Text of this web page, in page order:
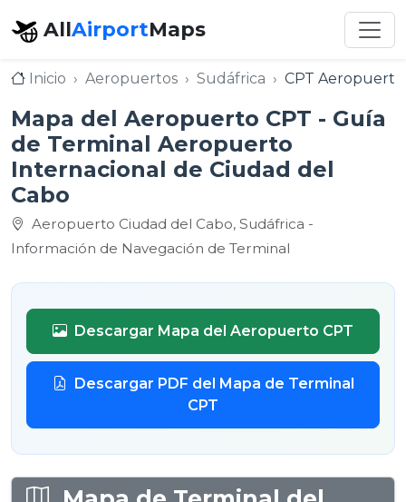
AllAirportMaps
Inicio Aeropuertos Sudáfrica CPT
Mapa del Aeropuerto CPT - Guía
de Terminal Aeropuerto
Internacional de Ciudad del
Cabo
Aeropuerto Ciudad del Cabo, Sudáfrica -
Información de Navegación de Terminal
Descargar Mapa del Aeropuerto CPT
Descargar PDF del Mapa de Terminal
CPT